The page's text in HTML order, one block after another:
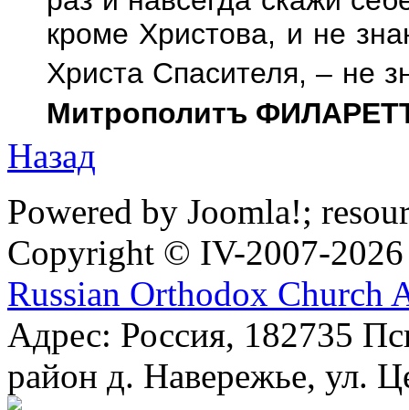
кроме Христова, и не
Христа Спасителя, – не
Митрополитъ
Назад
Powered by Joomla!;
Copyright © IV-2007-2026
Russian Orthodox Church
Адрес: Россия, 182735
район д. Навережье, ул.